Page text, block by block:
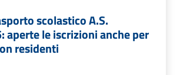
scolastico A.S.
aperte le iscrizioni anche per
residenti